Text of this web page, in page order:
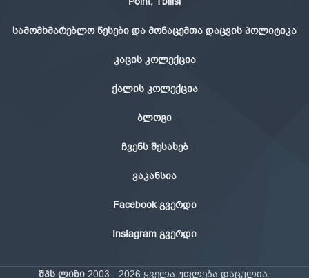
სამომხმარებლო წესები და მონაცემთა დაცვის პოლიტიკა
კაცის კოლექცია
ქალის კოლექცია
ბლოგი
ჩვენს შესახებ
ვაკანსია
Facebook გვერდი
Instagram გვერდი
შპს ლიზი 2003 - 2026 ყველა უფლება დაცულია.